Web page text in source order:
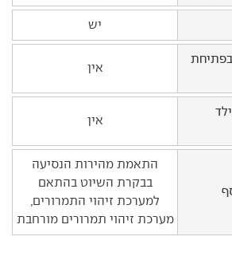
יש
אין
אין
התאמת מהירות הנסיעה
בבקרת השיוט בהתאם
למערכת זיהוי התמרורים,
מערכת זיהוי תמרורים מורחבת